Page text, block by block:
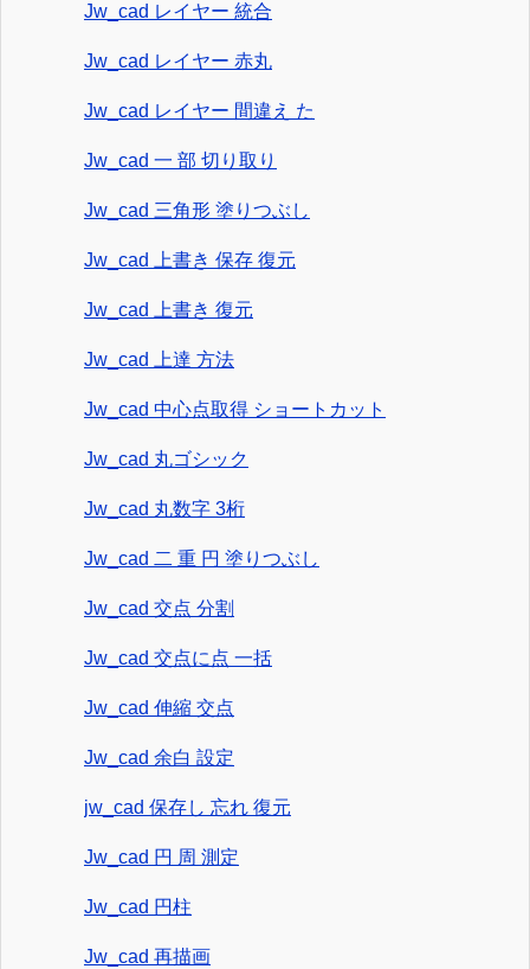
Jw_cad レイヤー 統合
Jw_cad レイヤー 赤丸
Jw_cad レイヤー 間違え た
Jw_cad 一 部 切り取り
Jw_cad 三角形 塗りつぶし
Jw_cad 上書き 保存 復元
Jw_cad 上書き 復元
Jw_cad 上達 方法
Jw_cad 中心点取得 ショートカット
Jw_cad 丸ゴシック
Jw_cad 丸数字 3桁
Jw_cad 二 重 円 塗りつぶし
Jw_cad 交点 分割
Jw_cad 交点に点 一括
Jw_cad 伸縮 交点
Jw_cad 余白 設定
jw_cad 保存し 忘れ 復元
Jw_cad 円 周 測定
Jw_cad 円柱
Jw_cad 再描画